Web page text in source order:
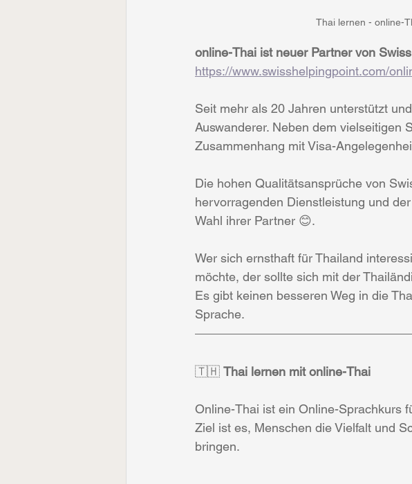
Thai lernen - online-
online-Thai ist neuer Partner von
https://www.swisshelpingpoint.com/
Seit mehr als 20 Jahren unterstützt
Auswanderer. Neben dem vielseitigen
Zusammenhang mit Visa-
Die hohen Qualitätsansprüche von
hervorragenden Dienstleistung und
Wahl ihrer Partner 😊.
Wer sich ernsthaft für Thailand
möchte, der sollte sich mit der
Es gibt keinen besseren Weg in die
Sprache.
🇹🇭 Thai lernen mit online-Thai
Online-Thai ist ein Online-Sprachkurs
Ziel ist es, Menschen die Vielfalt und
bringen.